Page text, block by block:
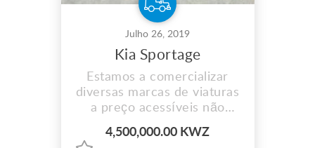
Julho 26, 2019
Kia Sportage
Estamos a comercializar
diversas marcas de viaturas
a preço acessíveis não
pagamento por prestação e
4,500,000.00 KWZ